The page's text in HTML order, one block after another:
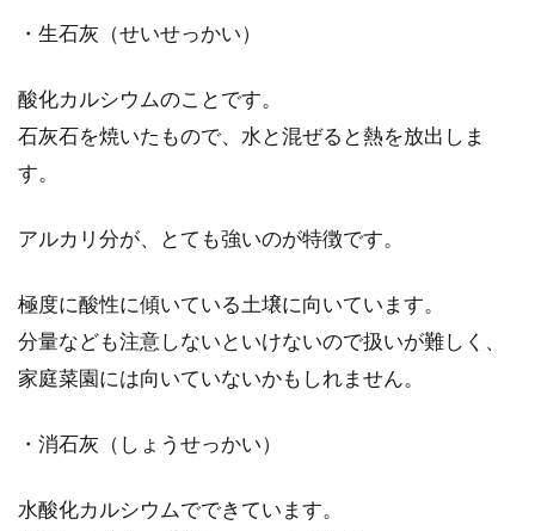
肥料？臭い有機肥料？
畑で健康な野菜を育てるためには、肥料が必要
になってきます。そんな肥料は、においのしな
産物の世界を比較検証する
オーガニック野菜の宅配サービスが普及した事
れに伴い...
・生石灰（せいせっかい）
酸化カルシウムのことです。
石灰石を焼いたもので、水と混ぜると熱を放出しま
す。
アルカリ分が、とても強いのが特徴です。
極度に酸性に傾いている土壌に向いています。
分量なども注意しないといけないので扱いが難しく、
家庭菜園には向いていないかもしれません。
・消石灰（しょうせっかい）
水酸化カルシウムでできています。